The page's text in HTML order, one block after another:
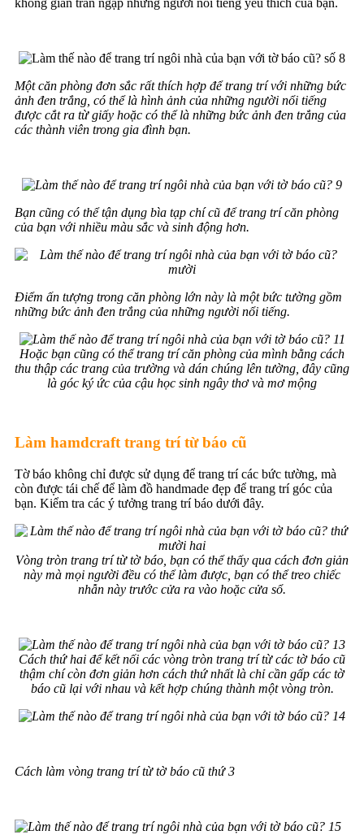
không gian tràn ngập những người nổi tiếng yêu thích của bạn.
Một căn phòng đơn sắc rất thích hợp để trang trí với những bức
ảnh đen trắng, có thể là hình ảnh của những người nổi tiếng
được cắt ra từ giấy hoặc có thể là những bức ảnh đen trắng của
các thành viên trong gia đình bạn.
Bạn cũng có thể tận dụng bìa tạp chí cũ để trang trí căn phòng
của bạn với nhiều màu sắc và sinh động hơn.
Điểm ấn tượng trong căn phòng lớn này là một bức tường gồm
những bức ảnh đen trắng của những người nổi tiếng.
Hoặc bạn cũng có thể trang trí căn phòng của mình bằng cách
thu thập các trang của trường và dán chúng lên tường, đây cũng
là góc ký ức của cậu học sinh ngây thơ và mơ mộng
Làm hamdcraft trang trí từ báo cũ
Tờ báo không chỉ được sử dụng để trang trí các bức tường, mà
còn được tái chế để làm đồ handmade đẹp để trang trí góc của
bạn. Kiểm tra các ý tưởng trang trí báo dưới đây.
Vòng tròn trang trí từ tờ báo, bạn có thể thấy qua cách đơn giản
này mà mọi người đều có thể làm được, bạn có thể treo chiếc
nhẫn này trước cửa ra vào hoặc cửa sổ.
Cách thứ hai để kết nối các vòng tròn trang trí từ các tờ báo cũ
thậm chí còn đơn giản hơn cách thứ nhất là chỉ cần gấp các tờ
báo cũ lại với nhau và kết hợp chúng thành một vòng tròn.
Cách làm vòng trang trí từ tờ báo cũ thứ 3